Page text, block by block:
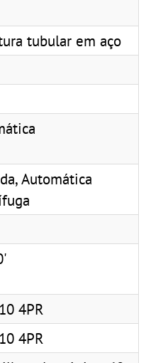
tubular em aço
Automática
4PR
4PR